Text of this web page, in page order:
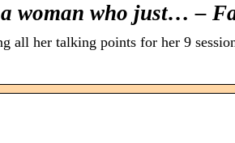
woman who just… –
all her talking points for her 9